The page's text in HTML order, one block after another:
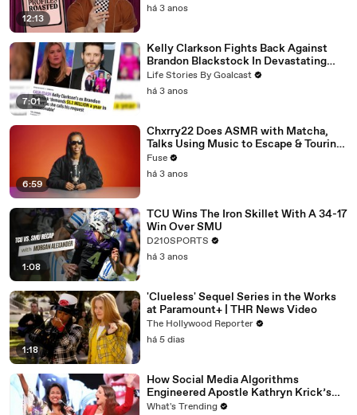
12:13
há 3 anos
7:01
Kelly Clarkson Fights Back Against
Brandon Blackstock In Devastating
Divorce Battle
Life Stories By Goalcast
há 3 anos
6:59
Chxrry22 Does ASMR with Matcha,
Talks Using Music to Escape & Touring
with The Weeknd
Fuse
há 3 anos
1:08
TCU Wins The Iron Skillet With A 34-17
Win Over SMU
D210SPORTS
há 3 anos
1:18
'Clueless' Sequel Series in the Works
at Paramount+ | THR News Video
The Hollywood Reporter
há 5 dias
How Social Media Algorithms
Engineered Apostle Kathryn Krick’s
Viral Ministry
What's Trending